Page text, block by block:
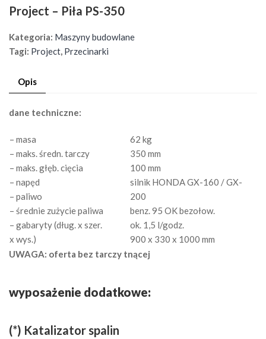
Project – Piła PS-350
Kategoria: Maszyny budowlane
Tagi: Project Przecinarki
Opis
dane techniczne:
– masa
– maks. średn. tarczy
– maks. głęb. cięcia
– napęd
– paliwo
– średnie zużycie paliwa
– gabaryty (dług. x szer.
x wys.)
62 kg
350 mm
100 mm
silnik HONDA GX-160 / GX-
200
benz. 95 OK bezołow.
ok. 1,5 l/godz.
900 x 330 x 1000 mm
UWAGA: oferta bez tarczy tnącej
wyposażenie dodatkowe:
(*) Katalizator spalin